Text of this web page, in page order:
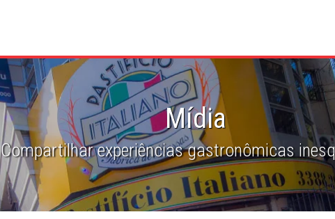
Mídia
Compartilhar experiências gastronômicas